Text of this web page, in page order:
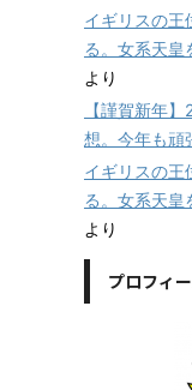
イギリスの王
る。女系天皇
より
【謹賀新年
想。今年も頑
イギリスの王
る。女系天皇
より
プロフィ